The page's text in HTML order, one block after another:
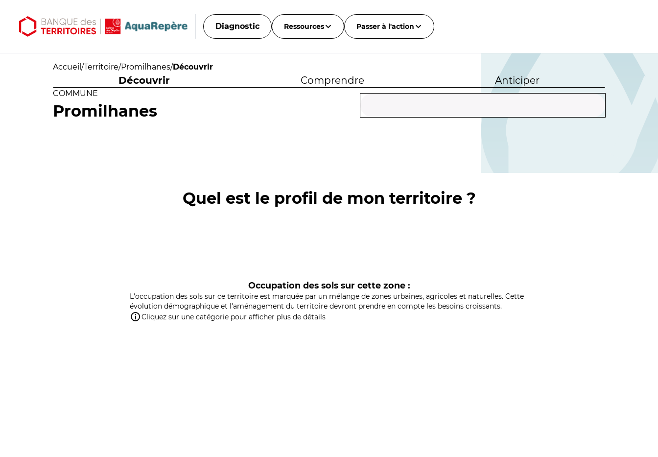
Diagnostic Ressources Passer à l'action
Accueil /Territoire/Promilhanes/Découvrir
Découvrir Comprendre Anticiper
COMMUNE
Promilhanes
Quel est le profil de mon territoire ?
Occupation des sols sur cette zone :
L'occupation des sols sur ce territoire est marquée par un mélange de zones urbaines, agricoles et naturelles. Cette
évolution démographique et l'aménagement du territoire devront prendre en compte les besoins croissants.
Cliquez sur une catégorie pour afficher plus de détails